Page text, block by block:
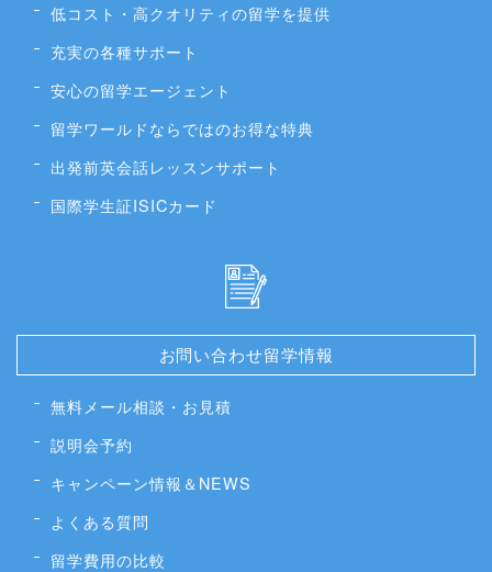
低コスト・高クオリティの留学を提供
充実の各種サポート
安心の留学エージェント
留学ワールドならではのお得な特典
出発前英会話レッスンサポート
国際学生証ISICカード
お問い合わせ留学情報
無料メール相談・お見積
説明会予約
キャンペーン情報＆NEWS
よくある質問
留学費用の比較